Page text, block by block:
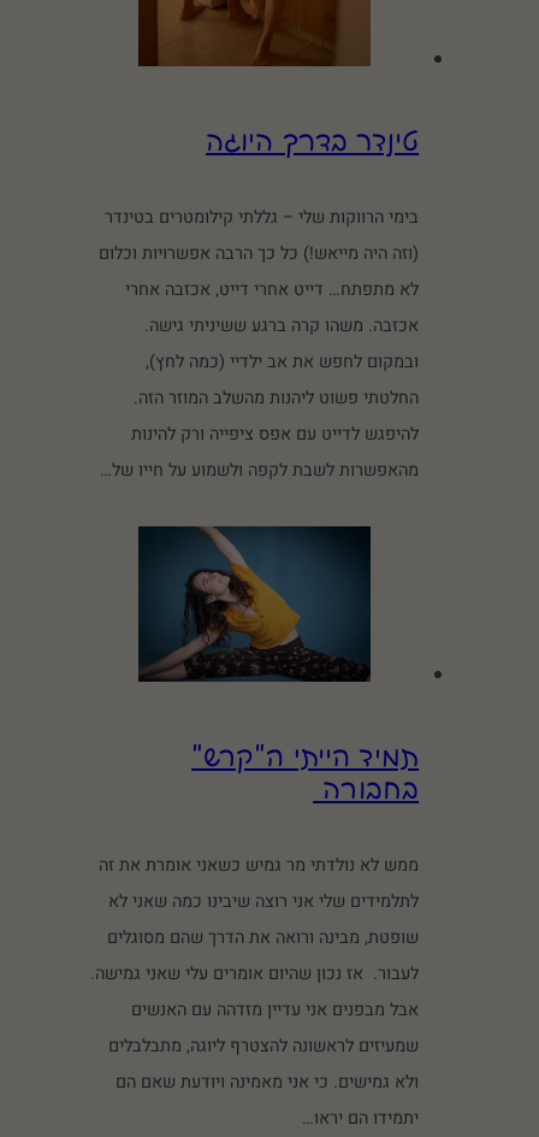
טינדר בדרך היוגה
בימי הרווקות שלי – גללתי קילומטרים בטינדר
(וזה היה מייאש!) כל כך הרבה אפשרויות וכלום
לא מתפתח… דייט אחרי דייט, אכזבה אחרי
אכזבה. משהו קרה ברגע ששיניתי גישה.
ובמקום לחפש את אב ילדיי (כמה לחץ),
החלטתי פשוט ליהנות מהשלב המוזר הזה.
להיפגש לדייט עם אפס ציפייה ורק להינות
מהאפשרות לשבת לקפה ולשמוע על חייו של…
תמיד הייתי ה"קרש"
בחבורה
ממש לא נולדתי מר גמיש כשאני אומרת את זה
לתלמידים שלי אני רוצה שיבינו כמה שאני לא
שופטת, מבינה ורואה את הדרך שהם מסוגלים
לעבור. אז נכון שהיום אומרים עלי שאני גמישה.
אבל מבפנים אני עדיין מזדהה עם האנשים
שמעיזים לראשונה להצטרף ליוגה, מתבלבלים
ולא גמישים. כי אני מאמינה ויודעת שאם הם
יתמידו הם יראו…